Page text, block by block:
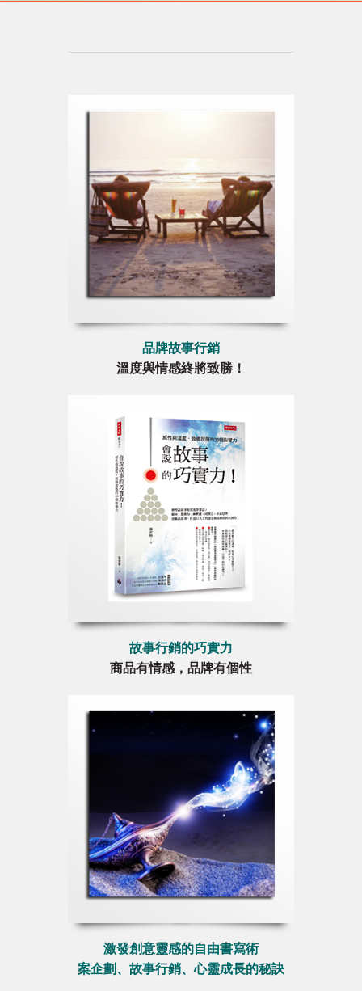
品牌故事行銷
溫度與情感終將致勝！
故事行銷的巧實力
商品有情感，品牌有個性
激發創意靈感的自由書寫術
案企劃、故事行銷、心靈成長的秘訣